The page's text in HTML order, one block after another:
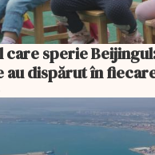
care sperie
au dispărut în